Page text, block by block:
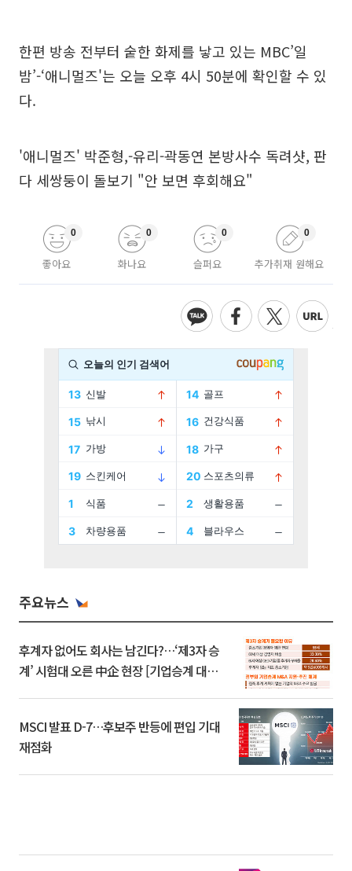
한편 방송 전부터 숱한 화제를 낳고 있는 MBC’일
밤’-‘애니멀즈'는 오늘 오후 4시 50분에 확인할 수 있
다.
'애니멀즈' 박준형,-유리-곽동연 본방사수 독려샷, 판
다 세쌍둥이 돌보기 "안 보면 후회해요"
좋아요
0
화나요
0
슬퍼요
0
추가취재 원해요
0
주요뉴스
후계자 없어도 회사는 남긴다?…‘제3자 승
계’ 시험대 오른 中企 현장 [기업승계 대전
MSCI 발표 D-7…후보주 반등에 편입 기대
재점화